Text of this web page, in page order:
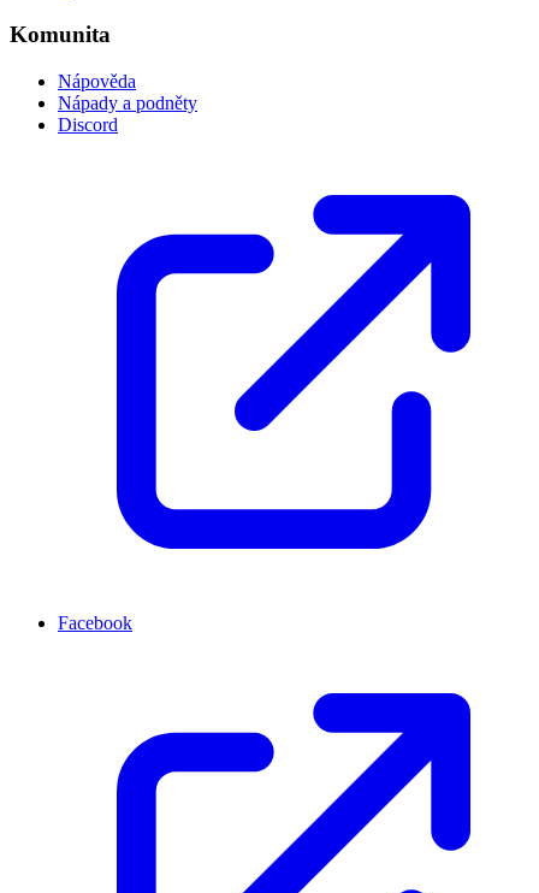
Komunita
Nápověda
Nápady a podněty
Discord
Facebook